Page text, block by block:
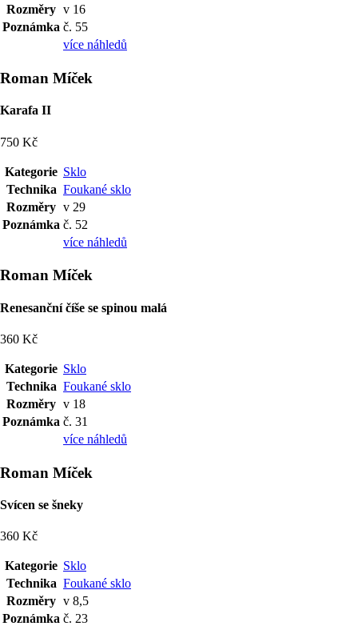
Rozměry v 16
Poznámka č. 55
více náhledů
Roman Míček
Karafa II
750 Kč
Kategorie Sklo
Technika Foukané sklo
Rozměry v 29
Poznámka č. 52
více náhledů
Roman Míček
Renesanční číše se spinou malá
360 Kč
Kategorie Sklo
Technika Foukané sklo
Rozměry v 18
Poznámka č. 31
více náhledů
Roman Míček
Svícen se šneky
360 Kč
Kategorie Sklo
Technika Foukané sklo
Rozměry v 8,5
Poznámka č. 23